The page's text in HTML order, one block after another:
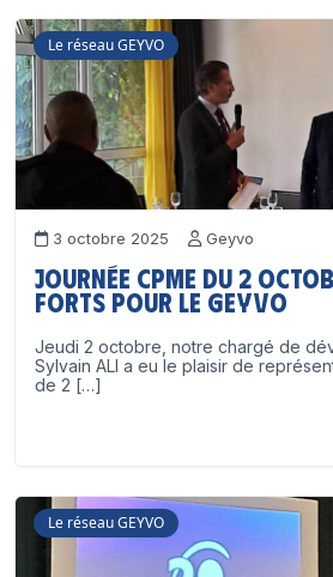
Le réseau GEYVO
3 octobre 2025 Geyvo
Journée CPME du 2
forts pour le GEYVO
Jeudi 2 octobre, notre chargé de
Sylvain ALI a eu le plaisir de
de 2 […]
Le réseau GEYVO